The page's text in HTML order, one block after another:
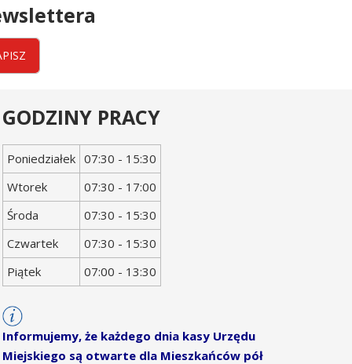
GODZINY PRACY
Dzień
tygodnia
Godziny
otwarcia
Poniedziałek 07:30 - 15:30
Wtorek
07:30 - 17:00
Środa
07:30 - 15:30
Czwartek
07:30 - 15:30
Piątek
07:00 - 13:30
Informujemy, że każdego dnia kasy Urzędu
Miejskiego są otwarte dla Mieszkańców pół